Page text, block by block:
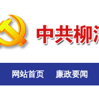
网站首页 廉政要闻